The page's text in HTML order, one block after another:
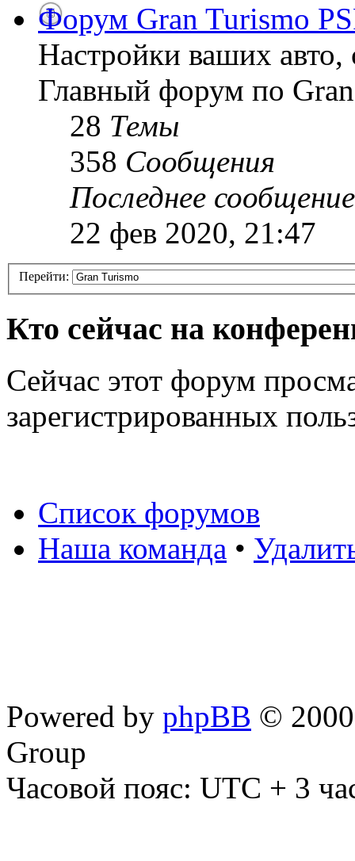
Форум Gran Turismo
Настройки ваших авто,
Главный форум по
28 Темы
358 Сообщения
Последнее сообщение
22 фев 2020, 21:47
Перейти:
Кто сейчас на
Сейчас этот форум
зарегистрированных
Список форумов
Наша команда •
Powered by phpBB ©
Group
Часовой пояс: UTC + 3